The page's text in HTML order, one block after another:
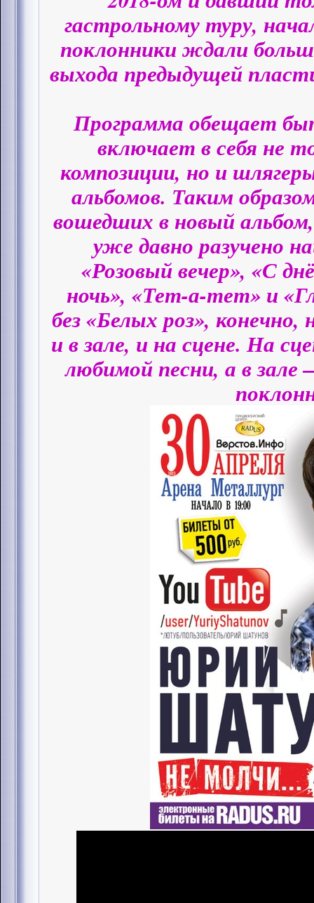
гастрольному туру,
поклонники ждали
выхода предыдущей
Программа обещает
включает в себя не
композиции, но и
альбомов. Таким
вошедших в новый
уже давно разучено
«Розовый вечер», «С
ночь», «Тет-а-тет» и
без «Белых роз»,
и в зале, и на сцене. На
любимой песни, а в